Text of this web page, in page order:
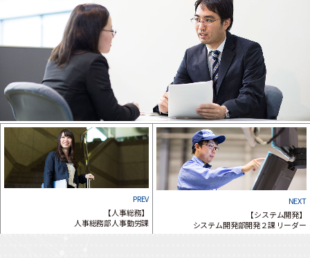
PREV
【人事総務】
人事総務部人事勤労課
NEXT
【システム開発】
システム開発部開発２課 リーダー